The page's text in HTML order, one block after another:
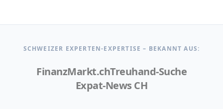
SCHWEIZER EXPERTEN-EXPERTISE – BEKANNT AUS:
FinanzMarkt.chTreuhand-Suche
Expat-News CH